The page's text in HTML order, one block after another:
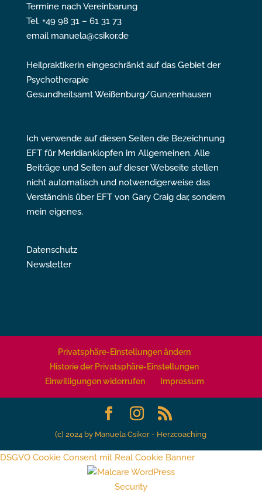
Termine nach Vereinbarung
Tel. +49 98 31 – 61 31 73
email manuela@csikor.de
Heilpraktikerin eingeschränkt auf das Gebiet der
Psychotherapie
Gesundheitsamt Weißenburg/Gunzenhausen
Ich verwende auf diesen Seiten die Bezeichnung
EFT für Meridianklopfen im Allgemeinen. Alle
Beiträge und Seiten auf dieser Webseite stellen
nicht automatisch und notwendigerweise das
Verständnis über EFT von Gary Craig dar, sondern
mein eigenes.
Datenschutz
Newsletter
Privatsphäre-Einstellungen ändern
Historie der Privatsphäre-Einstellungen
Einwilligungen widerrufen
Impressum
(c) 2024 by Manuela Csikor - Herzcoaching
DSGVO Cookie Consent mit Real Cookie Banner